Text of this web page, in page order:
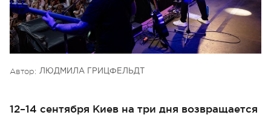
Автор: ЛЮДМИЛА ГРИЦФЕЛЬДТ
12–14 сентября Киев на три дня возвращается